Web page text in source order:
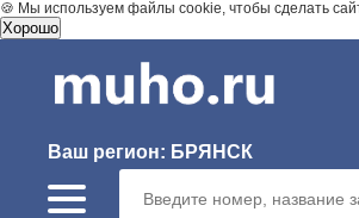
🍪 Мы используем файлы cookie, чтобы сделать
Хорошо
Ваш регион: БРЯНСК